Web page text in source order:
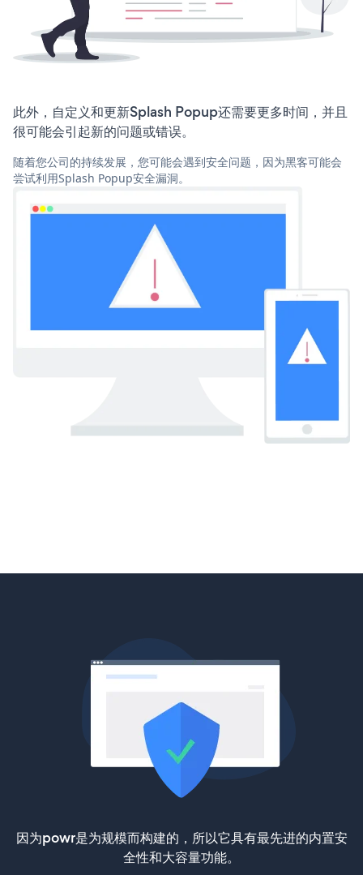
此外，自定义和更新Splash Popup还需要更多时间，并且
很可能会引起新的问题或错误。
随着您公司的持续发展，您可能会遇到安全问题，因为黑客可能会
尝试利用Splash Popup安全漏洞。
因为powr是为规模而构建的，所以它具有最先进的内置安
全性和大容量功能。